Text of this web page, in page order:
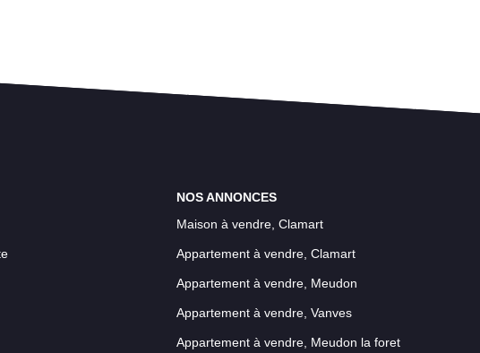
NOS ANNONCES
Maison à vendre, Clamart
Appartement à vendre, Clamart
Appartement à vendre, Meudon
Appartement à vendre, Vanves
Appartement à vendre, Meudon la foret